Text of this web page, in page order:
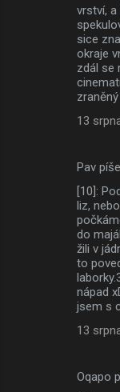
vrství,
sice
okraje
zdál se
13
Pav píše…
[10]:
liz,
do
žili v
to
nápad
jsem s
13
Oqapo